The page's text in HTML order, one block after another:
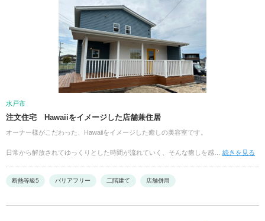
水戸市
注文住宅 Hawaiiをイメージした店舗兼住居
オーナー様がこだわった、Hawaiiをイメージした癒しの美容室です。
日常から解放されてゆっくりとした時間が流れていく、そんな癒しを感… 続きを見る
断熱等級5 バリアフリー 二階建て 店舗併用